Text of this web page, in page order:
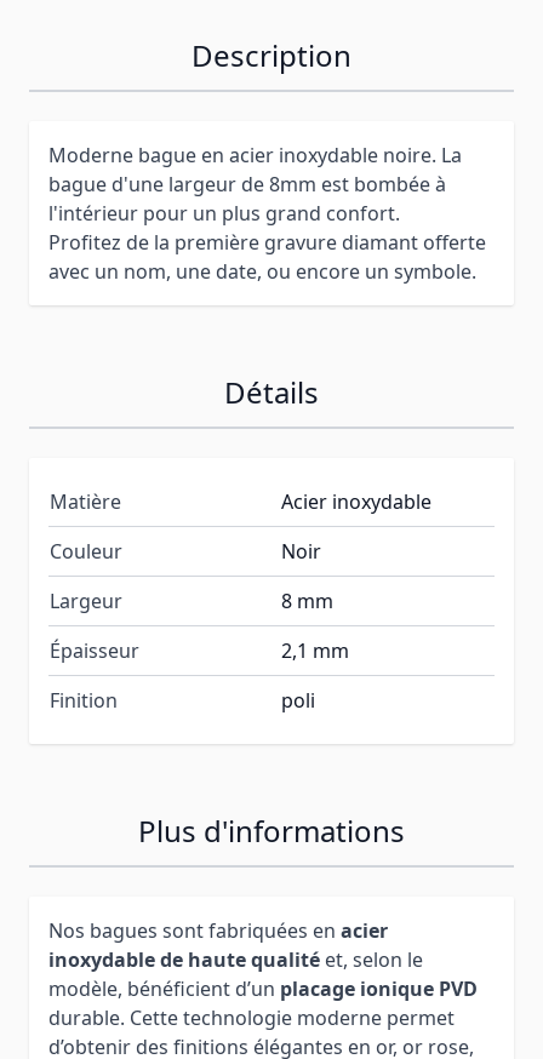
Description
Moderne bague en acier inoxydable noire. La
bague d'une largeur de 8mm est bombée à
l'intérieur pour un plus grand confort.
Profitez de la première gravure diamant offerte
avec un nom, une date, ou encore un symbole.
Détails
Matière
Acier inoxydable
Couleur
Noir
Largeur
8 mm
Épaisseur
2,1 mm
Finition
poli
Plus d'informations
Nos bagues sont fabriquées en acier
inoxydable de haute qualité et, selon le
modèle, bénéficient d’un placage ionique PVD
durable. Cette technologie moderne permet
d’obtenir des finitions élégantes en or, or rose,